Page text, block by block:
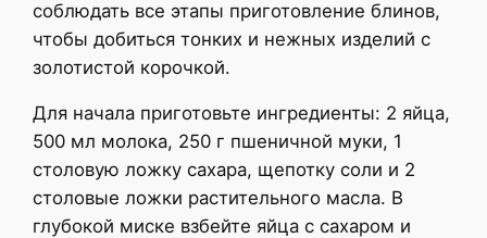
соблюдать все этапы приготовление блинов,
чтобы добиться тонких и нежных изделий с
золотистой корочкой.
Для начала приготовьте ингредиенты: 2 яйца,
500 мл молока, 250 г пшеничной муки, 1
столовую ложку сахара, щепотку соли и 2
столовые ложки растительного масла. В
глубокой миске взбейте яйца с сахаром и